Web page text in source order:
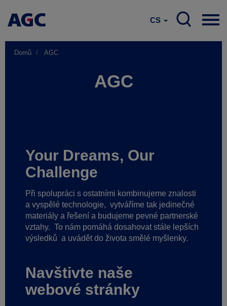
CS
Domů AGC
AGC
Your Dreams, Our
Challenge
Při spolupráci s ostatními kombinujeme znalosti
a vyspělé technologie, vytváříme tak jedinečné
materiály a řešení a budujeme pevné partnerské
vztahy. To nám pomáhá dosahovat stále lepších
výsledků a uvádět do života smělé myšlenky.
Navštivte naše
webové stránky